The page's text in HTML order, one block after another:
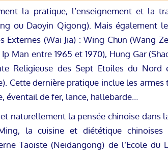
la pratique, l’enseignement et la
ou Daoyin Qigong). Mais également
Externes (Wai Jia) : Wing Chun (Wang
Man entre 1965 et 1970), Hung Gar
Religieuse des Sept Etoiles du Nord
Cette dernière pratique inclue les
éventail de fer, lance, hallebarde…
naturellement la pensée chinoise dans
la cuisine et diététique
Taoïste (Neidangong) de l’Ecole du